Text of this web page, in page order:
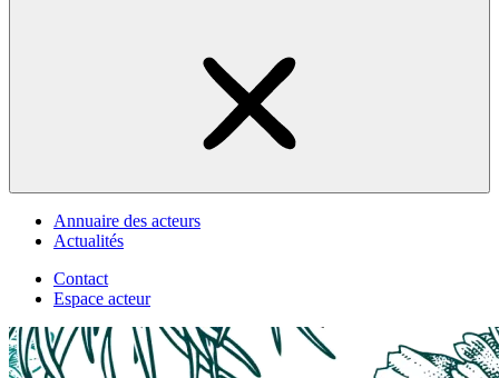
Annuaire des acteurs
Actualités
Contact
Espace acteur